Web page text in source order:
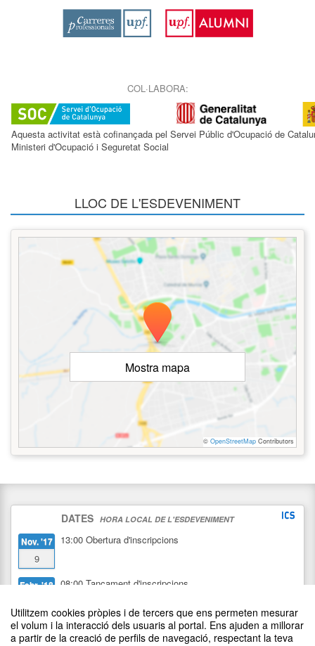
Utilitzem cookies pròpies i de tercers que ens permeten mesurar
el volum i la interacció dels usuaris al portal. Ens ajuden a millorar
a partir de la creació de perfils de navegació, respectant la teva
COL·LABORA:
Aquesta activitat està cofinançada pel Servei Públic d'Ocupació de
Ministeri d'Ocupació i Seguretat Social
LLOC DE L'ESDEVENIMENT
Mostra mapa
© OpenStreetMap Contributors
DATES HORA LOCAL DE L'ESDEVENIMENT
Nov. '17
9
13:00 Obertura d'inscripcions
Febr. '18 08:00 Tancament d'inscripcions
Febr. '18 12:15Data d'inici